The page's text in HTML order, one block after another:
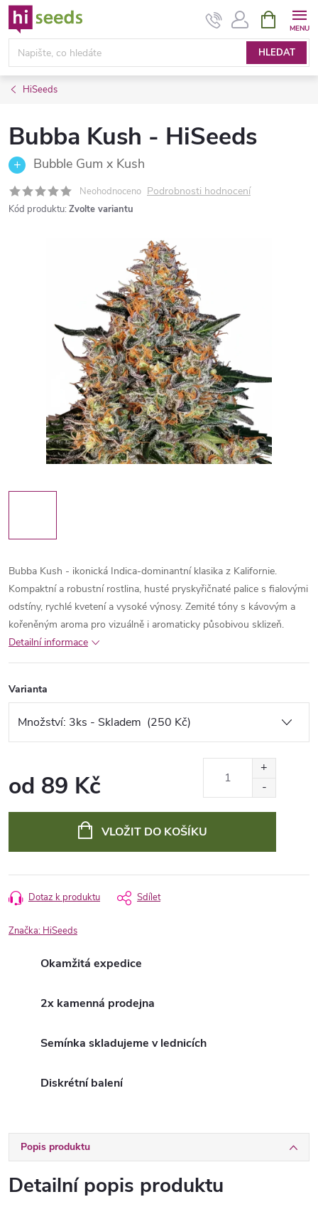
Přejít
na
obsah
HLEDAT
NÁKUPNÍ
KOŠÍK
HiSeeds
Bubba Kush - HiSeeds
Bubble Gum x Kush
Neohodnoceno Podrobnosti hodnocení
Kód produktu: Zvolte variantu
Bubba Kush - ikonická Indica-dominantní klasika z Kalifornie.
Kompaktní a robustní rostlina, husté pryskyřičnaté palice s fialovými
odstíny, rychlé kvetení a vysoké výnosy. Zemité tóny s kávovým a
kořeněným aroma pro vizuálně i aromaticky působivou sklizeň.
Detailní informace
Varianta
od 89 Kč
VLOŽIT DO KOŠÍKU
Dotaz k produktu Sdílet
Značka: HiSeeds
Okamžitá expedice
2x kamenná prodejna
Semínka skladujeme v lednicích
Diskrétní balení
Popis produktu
Detailní popis produktu